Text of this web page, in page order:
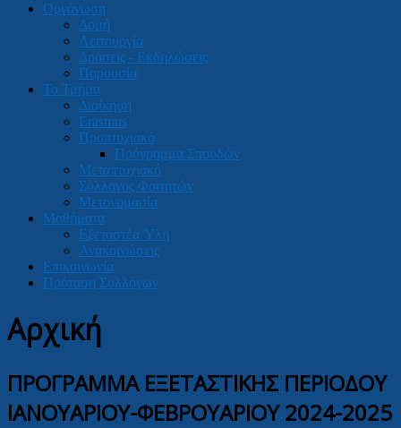
Οργάνωση
Δομή
Λειτουργία
Δράσεις - Εκδηλώσεις
Παρουσία
Το Τμήμα
Διοίκηση
Erasmus
Προπτυχιακό
Πρόγραμμα Σπουδών
Μεταπτυχιακό
Σύλλογος Φοιτητών
Μετονομασία
Μαθήματα
Εξεταστέα Ύλη
Ανακοινώσεις
Επικοινωνία
Πρόταση Συλλόγων
Αρχική
ΠΡΟΓΡΑΜΜΑ ΕΞΕΤΑΣΤΙΚΗΣ ΠΕΡΙΟΔΟΥ
ΙΑΝΟΥΑΡΙΟΥ-ΦΕΒΡΟΥΑΡΙΟΥ 2024-2025